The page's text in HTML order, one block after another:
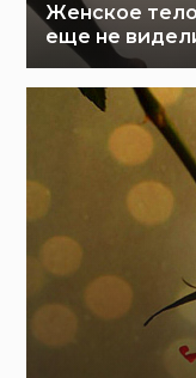
Женское
еще не